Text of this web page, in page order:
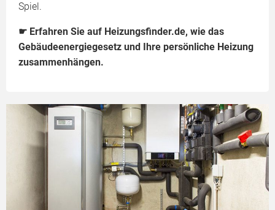
Spiel.
☛ Erfahren Sie auf Heizungsfinder.de, wie das
Gebäudeenergiegesetz und Ihre persönliche Heizung
zusammenhängen.